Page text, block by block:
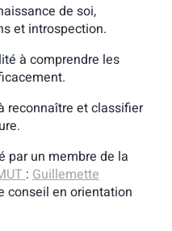
de soi,
et introspection.
à comprendre les
reconnaître et classifier
par un membre de la
: Guillemette
conseil en orientation